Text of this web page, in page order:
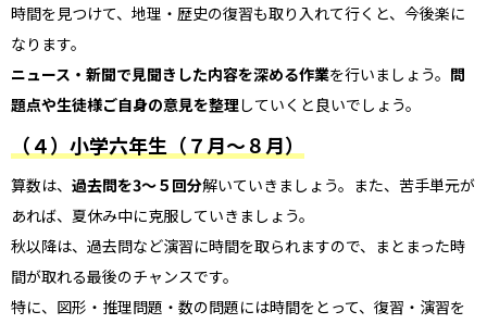
時間を見つけて、地理・歴史の復習も取り入れて行くと、今後楽に
なります。
ニュース・新聞で見聞きした内容を深める作業を行いましょう。 問
題点や生徒様ご自身の意見を整理 していくと良いでしょう。
（４）小学六年生（７月～８月）
算数は、 過去問を3〜５回分解いていきましょう。また、苦手単元が
あれば、夏休み中に克服していきましょう。
秋以降は、過去問など演習に時間を取られますので、まとまった時
間が取れる最後のチャンスです。
特に、図形・推理問題・数の問題には時間をとって、復習・演習を